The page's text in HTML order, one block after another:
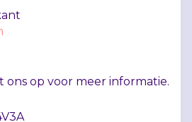
ons op voor meer informatie.